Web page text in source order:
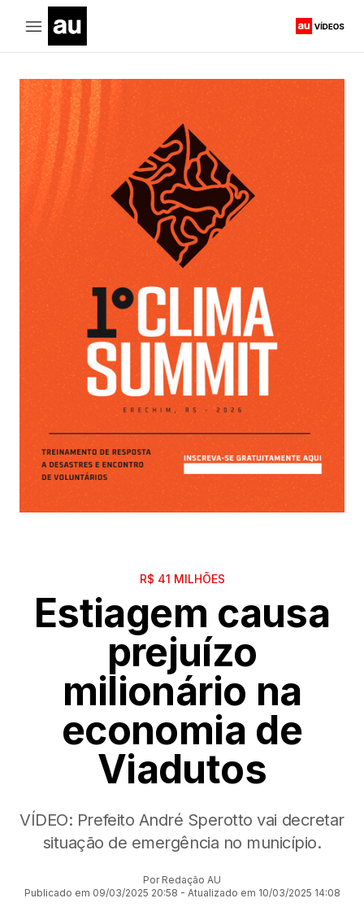
R$ 41 MILHÕES
Estiagem causa
prejuízo
milionário na
economia de
Viadutos
VÍDEO: Prefeito André Sperotto vai decretar
situação de emergência no município.
Por Redação AU
Publicado em 09/03/2025 20:58 - Atualizado em 10/03/2025 14:08